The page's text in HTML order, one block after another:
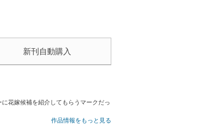
新刊自動購入
花嫁候補を紹介してもらうマークだっ
作品情報をもっと見る